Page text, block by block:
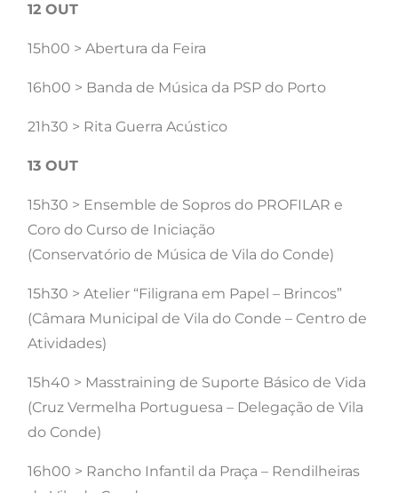
12 OUT
15h00 > Abertura da Feira
16h00 > Banda de Música da PSP do Porto
21h30 > Rita Guerra Acústico
13 OUT
15h30 > Ensemble de Sopros do PROFILAR e
Coro do Curso de Iniciação
(Conservatório de Música de Vila do Conde)
15h30 > Atelier “Filigrana em Papel – Brincos”
(Câmara Municipal de Vila do Conde – Centro de
Atividades)
15h40 > Masstraining de Suporte Básico de Vida
(Cruz Vermelha Portuguesa – Delegação de Vila
do Conde)
16h00 > Rancho Infantil da Praça – Rendilheiras